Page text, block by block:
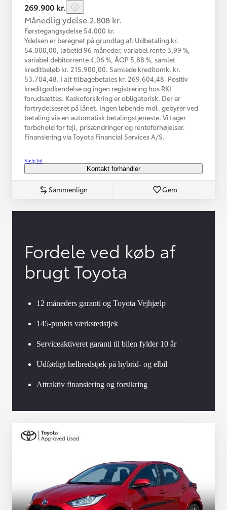
269.900 kr.
Månedlig ydelse 2.808 kr.
Førstegangsydelse 54.000 kr.
Ydelsen er beregnet på grundlag af: Udbetaling kr.
54.000,00, løbetid 96 måneder, variabel rente 3,99 %,
variabel debitorrente 4,06 %, ÅOP 5,88 %, samlet
kreditbeløb kr. 215.900,00. Samlede kreditomk. kr.
53.704,48. I alt tilbagebetales kr. 269.604,48. Positiv
kreditgodkendelse og ingen registrering hos RKI
forudsættes. Kaskoforsikring er obligatorisk. Der er
fortrydelsesret på lånet. Ingen løbende mdl. gebyrer ved
betaling via en automatisk betalingstjeneste. Vi tager
forbehold for fejl, prisændringer og renteforhøjelser.
Finansiering via Toyota Financial Services A/S.
Vælg bil
Kontakt forhandler
Sammenlign Gem
Fordele ved køb af
brugt Toyota
12 måneders garanti og Toyota Vejhjælp
145-punkts værkstedstjek
Serviceaktiveret garanti til bilen fylder 10 år
Udførligt helbredstjek på hybrid- og elbil
Attraktiv finansiering og forsikring